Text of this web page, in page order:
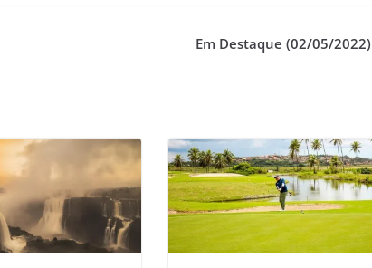
Em Destaque (02/05/2022)